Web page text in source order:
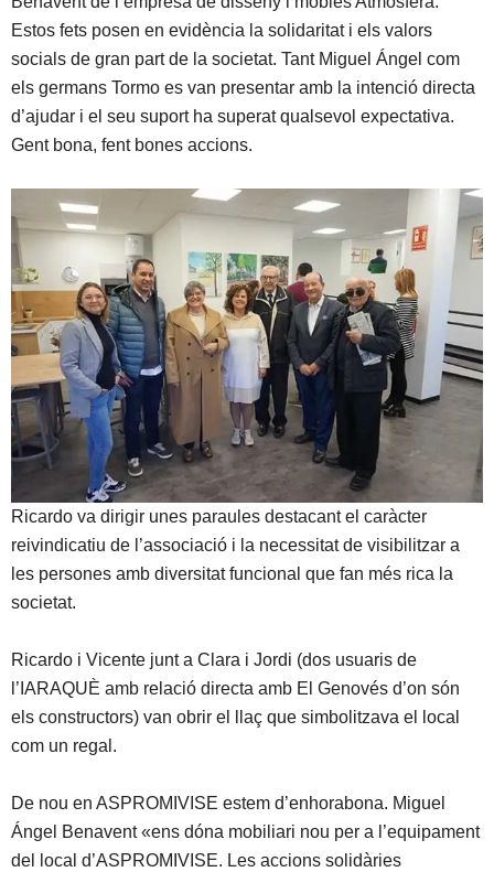
Estos fets posen en evidència la solidaritat i els valors
socials de gran part de la societat. Tant Miguel Ángel com
els germans Tormo es van presentar amb la intenció directa
d’ajudar i el seu suport ha superat qualsevol expectativa.
Gent bona, fent bones accions.
Ricardo va dirigir unes paraules destacant el caràcter
reivindicatiu de l’associació i la necessitat de visibilitzar a
les persones amb diversitat funcional que fan més rica la
societat.
Ricardo i Vicente junt a Clara i Jordi (dos usuaris de
l’IARAQUÈ amb relació directa amb El Genovés d’on són
els constructors) van obrir el llaç que simbolitzava el local
com un regal.
De nou en ASPROMIVISE estem d’enhorabona. Miguel
Ángel Benavent «ens dóna mobiliari nou per a l’equipament
del local d’ASPROMIVISE. Les accions solidàries